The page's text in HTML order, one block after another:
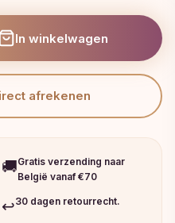
In winkelwagen
afrekenen
🚚Gratis verzending naar
België vanaf €70
↩️30 dagen retourrecht.